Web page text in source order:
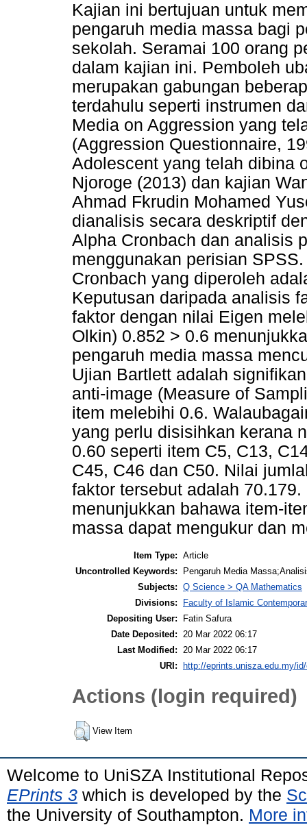
Kajian ini bertujuan untuk
pengaruh media massa bagi
sekolah. Seramai 100 orang
dalam kajian ini. Pemboleh
merupakan gabungan
terdahulu seperti instrumen
Media on Aggression yang
(Aggression Questionnaire,
Adolescent yang telah dibina
Njoroge (2013) dan kajian
Ahmad Fkrudin Mohamed
dianalisis secara deskriptif
Alpha Cronbach dan analisis
menggunakan perisian
Cronbach yang diperoleh
Keputusan daripada analisis
faktor dengan nilai Eigen
Olkin) 0.852 > 0.6
pengaruh media massa
Ujian Bartlett adalah
anti-image (Measure of
item melebihi 0.6.
yang perlu disisihkan kerana
0.60 seperti item C5, C13,
C45, C46 dan C50. Nilai
faktor tersebut adalah
menunjukkan bahawa item-
massa dapat mengukur dan
Item Type: Article
Uncontrolled Keywords:
Pengaruh Media
Subjects: Q Science > QA Mathematics
Divisions:
Faculty of Islamic
Depositing User:
Fatin Safura
Date Deposited:
20 Mar 2022 06:17
Last Modified:
20 Mar 2022 06:17
URI:
http://eprints.unisza.edu.my/
Actions (login required)
View Item
Welcome to UniSZA Institutional
EPrints 3 which is developed by the
the University of Southampton. More